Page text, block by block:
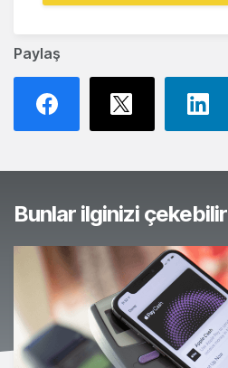
Paylaş
Bunlar ilginizi çekebilir